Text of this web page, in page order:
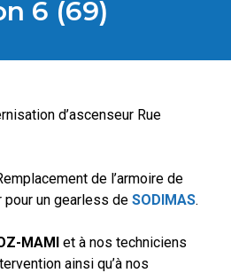
6 (69)
d’ascenseur Rue
de l’armoire de
pour un gearless de SODIMAS.
MAMI et à nos techniciens
ainsi qu’à nos